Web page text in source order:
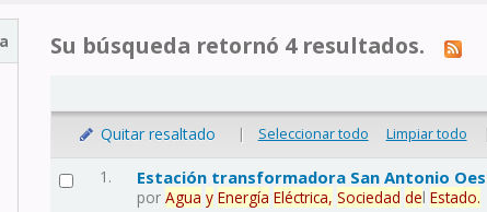
Su búsqueda retornó 4 resultados.
Quitar resaltado | Seleccionar todo Limpiar todo
1. Estación transformadora San Antonio
porAgua y Energía Eléctrica, Sociedad delEstado.